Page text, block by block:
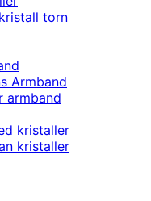
torn
Armband
armband
kristaller
kristaller